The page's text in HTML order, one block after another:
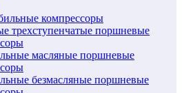
компрессоры
трехступенчатые поршневые
масляные поршневые
безмасляные поршневые